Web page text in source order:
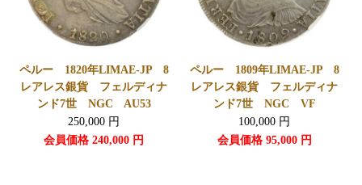
ペルー 1820年LIMAE-JP 8
レアレス銀貨 フェルディナ
ンド7世 NGC AU53
250,000 円
会員価格 240,000 円
ペルー 1809年LIMAE-JP 8
レアレス銀貨 フェルディナ
ンド7世 NGC VF
100,000 円
会員価格 95,000円